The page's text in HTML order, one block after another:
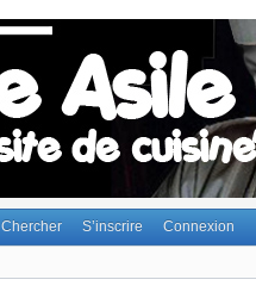
Chercher S’inscrire Connexion